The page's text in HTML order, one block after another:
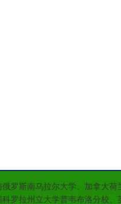
罗斯南乌拉尔大学、加拿大荷
罗拉州立大学普韦布洛分校、